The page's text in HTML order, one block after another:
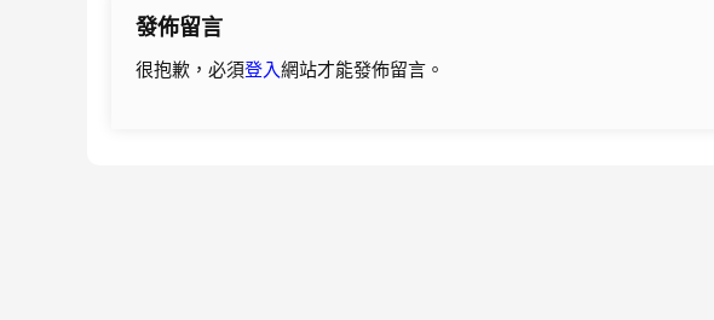
發佈留言
很抱歉，必須登入網站才能發佈留言。